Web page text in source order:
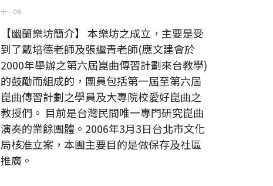
十一 06
【幽蘭樂坊簡介】 本樂坊之成立，主要是受
到了戴培德老師及張繼青老師(應文建會於
2000年舉辦之第六屆崑曲傳習計劃來台教學)
的鼓勵而組成的，團員包括第一屆至第六屆
崑曲傳習計劃之學員及大專院校愛好崑曲之
教授們。 目前是台灣民間唯一專門研究崑曲
演奏的業餘團體。2006年3月3日台北市文化
局核准立案，本團主要目的是做保存及社區
推廣。